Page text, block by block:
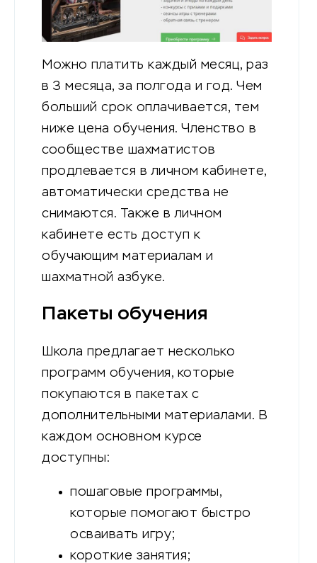
Можно платить каждый месяц, раз
в 3 месяца, за полгода и год. Чем
больший срок оплачивается, тем
ниже цена обучения. Членство в
сообществе шахматистов
продлевается в личном кабинете,
автоматически средства не
снимаются. Также в личном
кабинете есть доступ к
обучающим материалам и
шахматной азбуке.
Пакеты обучения
Школа предлагает несколько
программ обучения, которые
покупаются в пакетах с
дополнительными материалами. В
каждом основном курсе
доступны:
пошаговые программы,
которые помогают быстро
осваивать игру;
короткие занятия;